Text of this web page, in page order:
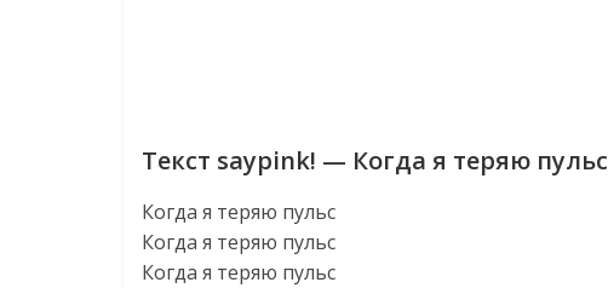
Текст saypink! — Когда я теряю пульс
Когда я теряю пульс
Когда я теряю пульс
Когда я теряю пульс